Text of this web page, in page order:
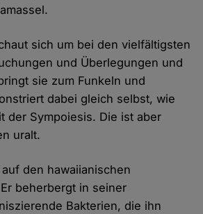
sich um bei den vielfältigsten
und Überlegungen und
sie zum Funkeln und
dabei gleich selbst, wie
der Sympoiesis. Die ist aber
uralt.
den hawaiianischen
beherbergt in seiner
Bakterien, die ihn